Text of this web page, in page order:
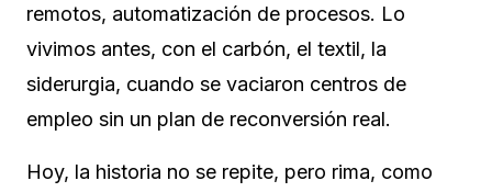
remotos, automatización de procesos. Lo
vivimos antes, con el carbón, el textil, la
siderurgia, cuando se vaciaron centros de
empleo sin un plan de reconversión real.
Hoy, la historia no se repite, pero rima, como